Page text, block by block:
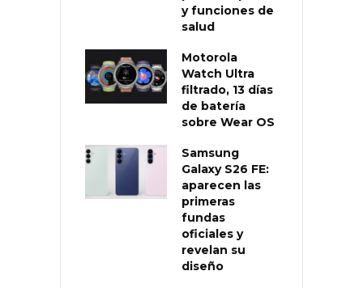
y funciones de
salud
Motorola
Watch Ultra
filtrado, 13 días
de batería
sobre Wear OS
Samsung
Galaxy S26 FE:
aparecen las
primeras
fundas
oficiales y
revelan su
diseño